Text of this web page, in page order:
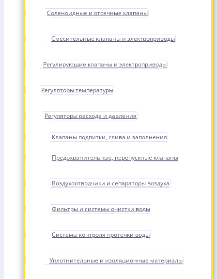
Соленоидные и отсечные клапаны
Смесительные клапаны и электроприводы
Регулирующие клапаны и электроприводы
Регуляторы температуры
Регуляторы расхода и давления
Клапаны подпитки, слива и заполнения
Предохранительные, перепускные клапаны
Воздухоотводчики и сепараторы воздуха
Фильтры и системы очистки воды
Системы контроля протечки воды
Уплотнительные и изоляционные материалы